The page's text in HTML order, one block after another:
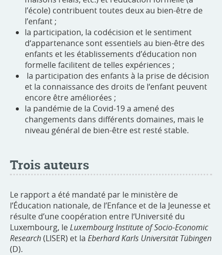
l’école) contribuent toutes deux au bien-être de
l’enfant ;
la participation, la codécision et le sentiment
d‘appartenance sont essentiels au bien-être des
enfants et les établissements d’éducation non
formelle facilitent de telles expériences ;
la participation des enfants à la prise de décision
et la connaissance des droits de l‘enfant peuvent
encore être améliorées ;
la pandémie de la Covid-19 a amené des
changements dans différents domaines, mais le
niveau général de bien-être est resté stable.
Trois auteurs
Le rapport a été mandaté par le ministère de
l’Éducation nationale, de l’Enfance et de la Jeunesse et
résulte d’une coopération entre l‘Université du
Luxembourg, leLuxembourg Institute of Socio-Economic
Research(LISER) et la Eberhard Karls Universität Tübingen
(D).